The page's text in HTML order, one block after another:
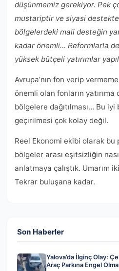
düşünmemiz gerekiyor. Pek
mustariptir ve siyasi
bölgelerdeki mali desteğin
kadar önemli… Reformlarla
yüksek bütçeli yatırımlar
Avrupa’nın fon verip
önemli olan fonların
bölgelere dağıtılması… Bu
geçirilmesi çok kolay değil.
Reel Ekonomi ekibi olarak bu
bölgeler arası eşitsizliğin
anlatmaya çalıştık. Umarım
Tekrar buluşana kadar.
Son Haberler
Yalova’da İlginç Olay:
Araç Parkına Engel